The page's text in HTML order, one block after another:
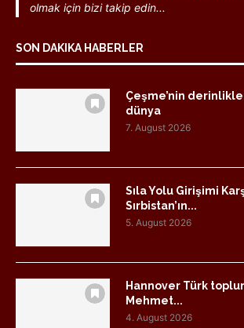
olmak için bizi takip edin...
SON DAKIKA HABERLER
Çeşme’nin
dünya
7. August 2026
Sıla Yolu Girişimi
Sırbistan’ın...
5. August 2026
Hannover Türk
Mehmet...
4. August 2026